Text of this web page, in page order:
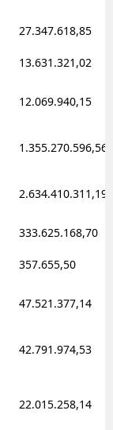
27.347.618,85
13.631.321,02
12.069.940,15
1.355.270.596,56
2.634.410.311,19
333.625.168,70
357.655,50
47.521.377,14
42.791.974,53
22.015.258,14